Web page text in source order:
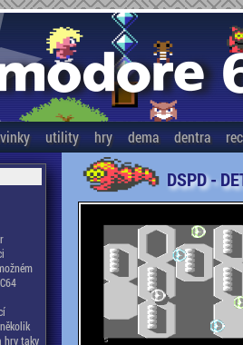
utility hry dema dentra
hry taky
DSPD -